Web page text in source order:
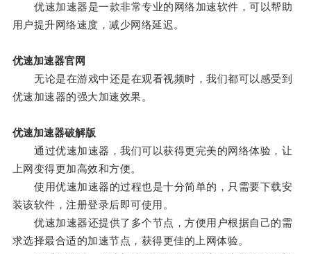
优速加速器是一款非常专业的网络加速软件，可以帮助
用户提升网络速度，减少网络延迟。
优速加速器官网
无论是在游戏中还是在观看视频时，我们都可以感受到
优速加速器的强大加速效果。
优速加速器破解版
通过优速加速器，我们可以获得更完美的网络体验，让
上网变得更加高效和方便。
使用优速加速器的过程也是十分简单的，只需要下载安
装该软件，注册登录后即可使用。
优速加速器还提供了多个节点，方便用户根据自己的需
求选择最合适的加速节点，获得更佳的上网体验。